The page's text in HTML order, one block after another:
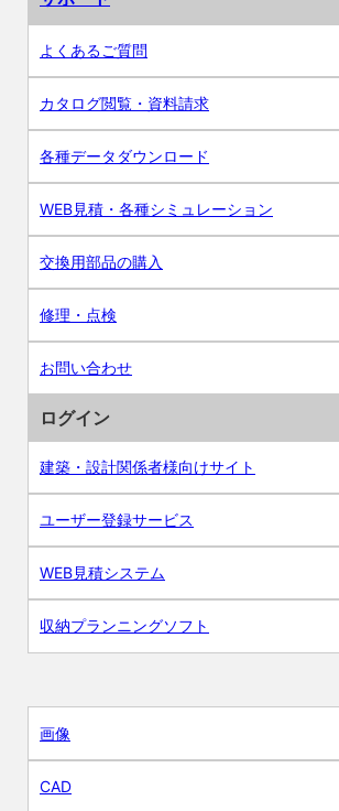
よくあるご質問
カタログ閲覧・資料請求
各種データダウンロード
WEB見積・各種シミュレーション
交換用部品の購入
修理・点検
お問い合わせ
ログイン
建築・設計関係者様向けサイト
ユーザー登録サービス
WEB見積システム
収納プランニングソフト
画像
CAD